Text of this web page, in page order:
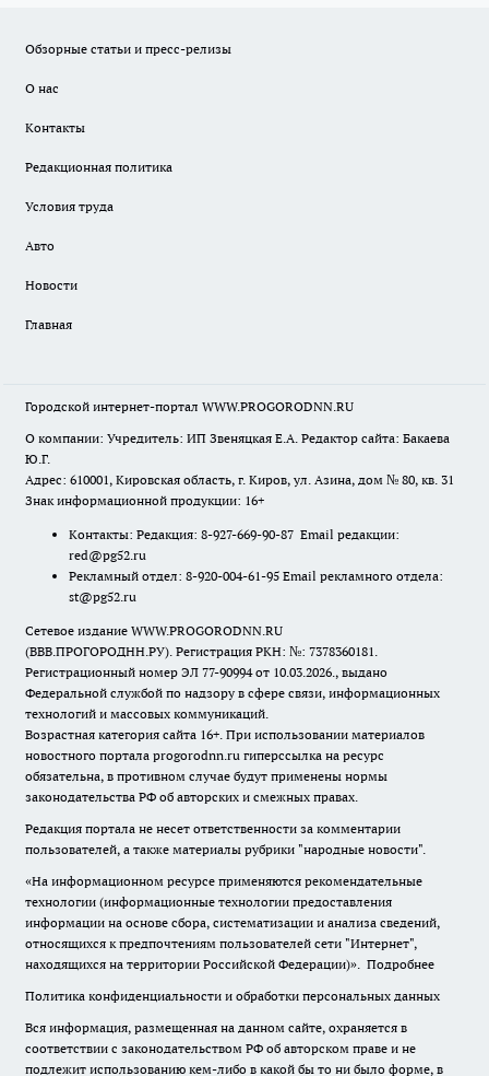
Обзорные статьи и пресс-релизы
О нас
Контакты
Редакционная политика
Условия труда
Авто
Новости
Главная
Городской интернет-портал WWW.PROGORODNN.RU
О компании: Учредитель: ИП Звеняцкая Е.А. Редактор сайта: Бакаева
Ю.Г.
Адрес: 610001, Кировская область, г. Киров, ул. Азина, дом № 80, кв. 31
Знак информационной продукции: 16+
Контакты: Редакция: 8-927-669-90-87 Email редакции:
red@pg52.ru
Рекламный отдел: 8-920-004-61-95 Email рекламного отдела:
st@pg52.ru
Сетевое издание WWW.PROGORODNN.RU
(ВВВ.ПРОГОРОДНН.РУ). Регистрация РКН: №: 7378360181.
Регистрационный номер ЭЛ 77-90994 от 10.03.2026., выдано
Федеральной службой по надзору в сфере связи, информационных
технологий и массовых коммуникаций.
Возрастная категория сайта 16+. При использовании материалов
новостного портала progorodnn.ru гиперссылка на ресурс
обязательна, в противном случае будут применены нормы
законодательства РФ об авторских и смежных правах.
Редакция портала не несет ответственности за комментарии
пользователей, а также материалы рубрики "народные новости".
«На информационном ресурсе применяются рекомендательные
технологии (информационные технологии предоставления
информации на основе сбора, систематизации и анализа сведений,
относящихся к предпочтениям пользователей сети "Интернет",
находящихся на территории Российской Федерации)». Подробнее
Политика конфиденциальности и обработки персональных данных
Вся информация, размещенная на данном сайте, охраняется в
соответствии с законодательством РФ об авторском праве и не
подлежит использованию кем-либо в какой бы то ни было форме, в